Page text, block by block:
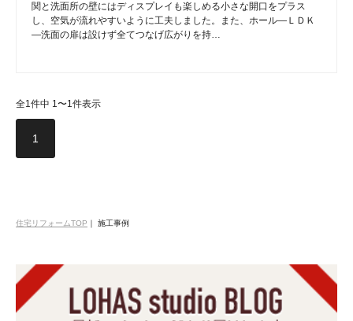
関と洗面所の壁にはディスプレイも楽しめる小さな開口をプラス
し、空気が流れやすいように工夫しました。また、ホール―ＬＤＫ
―洗面の扉は設けず全てつなげ広がりを持…
全1件中 1〜1件表示
1
住宅リフォームTOP ｜ 施工事例